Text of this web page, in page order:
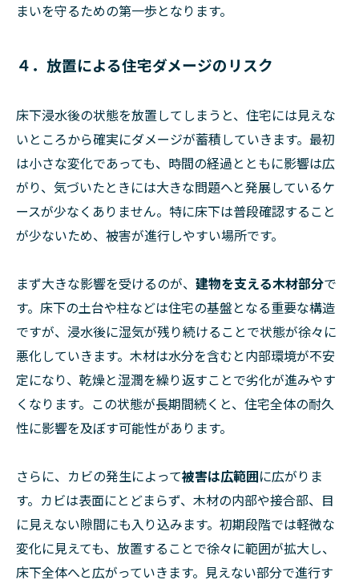
まいを守るための第一歩となります。
４．放置による住宅ダメージのリスク
床下浸水後の状態を放置してしまうと、住宅には見えな
いところから確実にダメージが蓄積していきます。最初
は小さな変化であっても、時間の経過とともに影響は広
がり、気づいたときには大きな問題へと発展しているケ
ースが少なくありません。特に床下は普段確認すること
が少ないため、被害が進行しやすい場所です。
まず大きな影響を受けるのが、 建物を支える木材部分で
す。床下の土台や柱などは住宅の基盤となる重要な構造
ですが、浸水後に湿気が残り続けることで状態が徐々に
悪化していきます。木材は水分を含むと内部環境が不安
定になり、乾燥と湿潤を繰り返すことで劣化が進みやす
くなります。この状態が長期間続くと、住宅全体の耐久
性に影響を及ぼす可能性があります。
さらに、カビの発生によって被害は広範囲に広がりま
す。カビは表面にとどまらず、木材の内部や接合部、目
に見えない隙間にも入り込みます。初期段階では軽微な
変化に見えても、放置することで徐々に範囲が拡大し、
床下全体へと広がっていきます。見えない部分で進行す